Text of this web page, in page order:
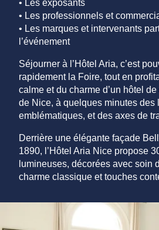
• Les exposants
• Les professionnels et
• Les marques et intervenants
l’événement
Séjourner à l’Hôtel Aria, c’est
rapidement la Foire, tout en
calme et du charme d’un hôtel
de Nice, à quelques minutes des
emblématiques, ​et des axes de
Derrière une élégante façade
1890, l’Hôtel Aria Nice propose
lumineuses, décorées avec soin
charme classique et touches